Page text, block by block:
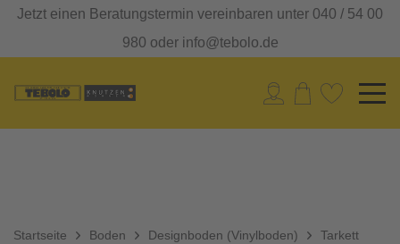
Jetzt einen Beratungstermin vereinbaren unter 040 / 54 00
980 oder info@tebolo.de
Startseite Boden
Designboden (Vinylboden)
Tarkett